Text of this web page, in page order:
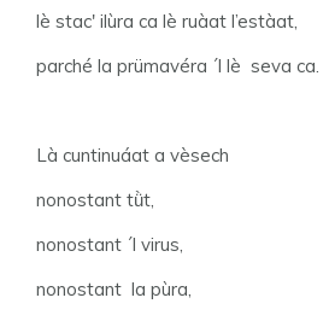
lè stac' ilùra ca lè ruàat l’estàat,
parché la prümavéra ´l lè seva ca.
Là cuntinuáat a vèsech
nonostant tǜt,
nonostant ´l virus,
nonostant la pùra,